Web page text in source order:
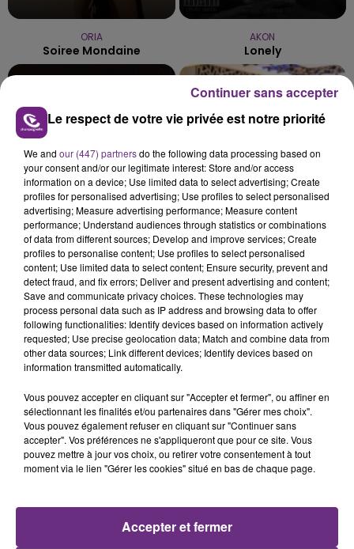
ORIA
Soiree Mondaine
AKON
Lonely
DJO
End Of Beginning
1h11
1h11
JUNGELI & EMMA
Juste Un Peu
A L'ANTENNE
La Radio Pop
Le respect de votre vie privée est notre priorité
We and our (447) partnersdo the following data processing based on
your consent and/or our legitimate interest: Store and/or access
information on a device; Use limited data to select advertising; Create
profiles for personalised advertising; Use profiles to select personalised
advertising; Measure advertising performance; Measure content
performance; Understand audiences through statistics or combinations
of data from different sources; Develop and improve services; Create
profiles to personalise content; Use profiles to select personalised
content; Use limited data to select content; Ensure security, prevent and
detect fraud, and fix errors; Deliver and present advertising and content;
Save and communicate privacy choices. These technologies may
process personal data such as IP address and browsing data to offer
following functionalities: Identify devices based on information actively
requested; Use precise geolocation data; Match and combine data from
other data sources; Link different devices; Identify devices based on
information transmitted automatically.
Vous pouvez accepter en cliquant sur "Accepter et fermer", ou affiner en
sélectionnant les finalités et/ou partenaires dans "Gérer mes choix".
Vous pouvez également refuser en cliquant sur "Continuer sans
accepter". Vos préférences ne s'appliqueront que pour ce site. Vous
pouvez mettre à jour vos choix, ou retirer votre consentement à tout
moment via le lien "Gérer les cookies" situé en bas de chaque page.
Accepter et fermer
Continuer sans accepter